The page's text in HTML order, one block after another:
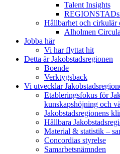
Talent Insights
Hållbarhet och cirkulär
Alholmen
Jobba här
Vi har flyttat hit
Detta är Jakobstadsregionen
Boende
Verktygsback
Vi utvecklar
Etableringsfokus för
kunskapshöjning och
Jakobstadsregionens
Hållbara
Material & statistik –
Concordias styrelse
Samarbetsnämnden